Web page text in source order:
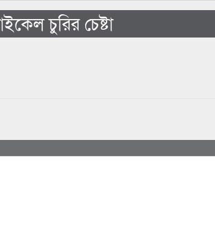
চুরির চেষ্টা